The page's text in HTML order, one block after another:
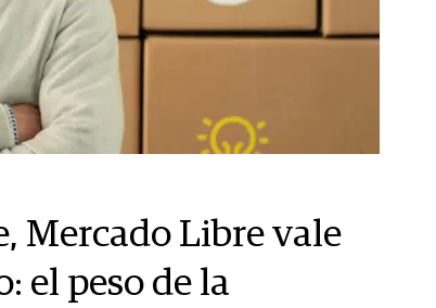
Mercado Libre vale
el peso de la